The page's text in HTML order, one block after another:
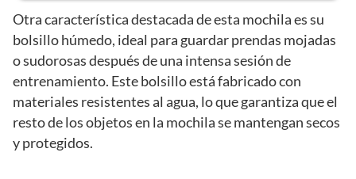
Otra característica destacada de esta mochila es su
bolsillo húmedo, ideal para guardar prendas mojadas
o sudorosas después de una intensa sesión de
entrenamiento. Este bolsillo está fabricado con
materiales resistentes al agua, lo que garantiza que el
resto de los objetos en la mochila se mantengan secos
y protegidos.